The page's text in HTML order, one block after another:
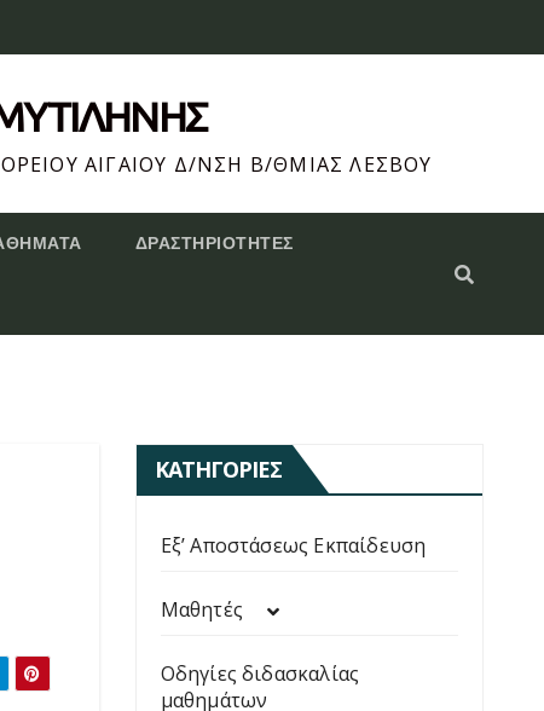
ΑΙΓΑΙΟΥ Δ/ΝΣΗ Β/ΘΜΙΑΣ ΛΕΣΒΟΥ
ΔΡΑΣΤΗΡΙΌΤΗΤΕΣ
ΚΑΤΗΓΟΡΊΕΣ
Εξ’ Αποστάσεως Εκπαίδευση
Μαθητές
Οδηγίες διδασκαλίας
μαθημάτων